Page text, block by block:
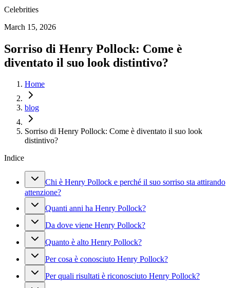
Celebrities
March 15, 2026
Sorriso di Henry Pollock: Come è
diventato il suo look distintivo?
Home
blog
Sorriso di Henry Pollock: Come è diventato il suo look
distintivo?
Indice
Chi è Henry Pollock e perché il suo sorriso sta attirando
attenzione?
Quanti anni ha Henry Pollock?
Da dove viene Henry Pollock?
Quanto è alto Henry Pollock?
Per cosa è conosciuto Henry Pollock?
Per quali risultati è riconosciuto Henry Pollock?